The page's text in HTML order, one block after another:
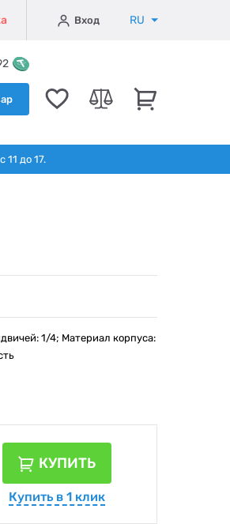
Вход RU
до 17.
1/4; Материал корпуса:
КУПИТЬ
Купить в 1 клик